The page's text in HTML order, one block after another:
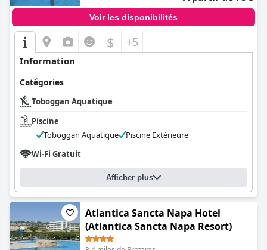
Voir les disponibilités
$ +5
Information
Catégories
Toboggan Aquatique
Piscine
Toboggan Aquatique
Piscine Extérieure
Wi-Fi Gratuit
Afficher plus
Atlantica Sancta Napa Hotel
(Atlantica Sancta Napa Resort)